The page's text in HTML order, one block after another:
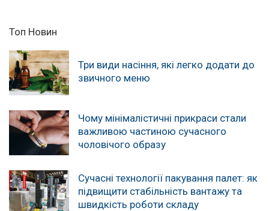
Топ Новин
Три види насіння, які легко додати до
звичного меню
Чому мінімалістичні прикраси стали
важливою частиною сучасного
чоловічого образу
Сучасні технології пакування палет: як
підвищити стабільність вантажу та
швидкість роботи складу